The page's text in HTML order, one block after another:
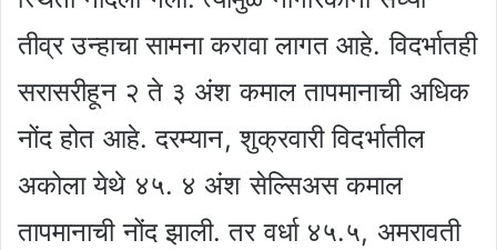
तीव्र उन्हाचा सामना करावा लागत आहे. विदर्भातही
सरासरीहून २ ते ३ अंश कमाल तापमानाची अधिक
नोंद होत आहे. दरम्यान, शुक्रवारी विदर्भातील
अकोला येथे ४५. ४ अंश सेल्सिअस कमाल
तापमानाची नोंद झाली. तर वर्धा ४५.५, अमरावती